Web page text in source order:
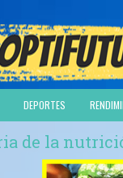
DEPORTES
de la